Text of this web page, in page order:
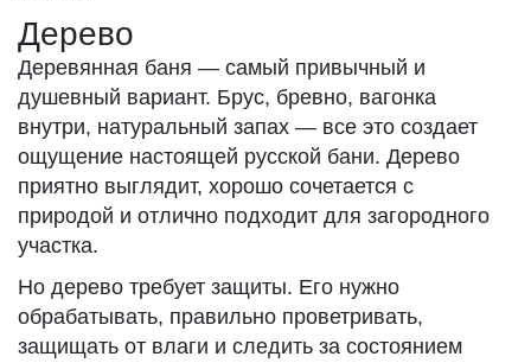
Дерево
Деревянная баня — самый привычный и
душевный вариант. Брус, бревно, вагонка
внутри, натуральный запах — все это создает
ощущение настоящей русской бани. Дерево
приятно выглядит, хорошо сочетается с
природой и отлично подходит для загородного
участка.
Но дерево требует защиты. Его нужно
обрабатывать, правильно проветривать,
защищать от влаги и следить за состоянием